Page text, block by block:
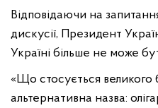
Відповідаючи на
дискусії, Президент
Україні більше не може
«Що стосується великого
альтернативна назва: